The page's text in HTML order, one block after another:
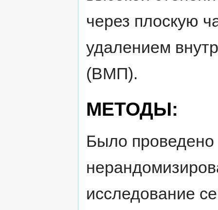
через плоскую
удалением
(ВМП).
МЕТОДЫ:
Было проведено
исследование